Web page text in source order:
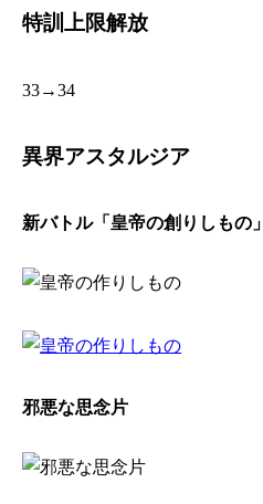
特訓上限解放
33→34
異界アスタルジア
新バトル「皇帝の創りしもの」
邪悪な思念片